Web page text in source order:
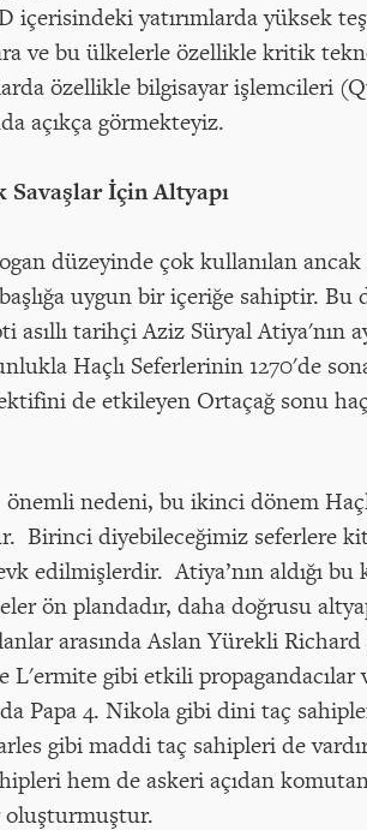
içerisindeki yatırımlarda yüksek
ve bu ülkelerle özellikle kritik
özellikle bilgisayar işlemcileri
açıkça görmekteyiz.
Savaşlar İçin Altyapı
düzeyinde çok kullanılan
uygun bir içeriğe sahiptir.
asıllı tarihçi Aziz Süryal Atiya'nın
Haçlı Seferlerinin 1270'de
de etkileyen Ortaçağ sonu
önemli nedeni, bu ikinci dönem
Birinci diyebileceğimiz seferlere
edilmişlerdir. Atiya’nın aldığı
ön plandadır, daha doğrusu
arasında Aslan Yürekli
gibi etkili
Papa 4. Nikola gibi dini taç
gibi maddi taç sahipleri de
hem de askeri açıdan
oluşturmuştur.